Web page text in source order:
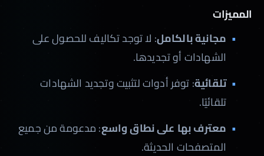
المميزات
مجانية بالكامل: لا توجد تكاليف للحصول على
الشهادات أو تجديدها.
تلقائية: توفر أدوات لتثبيت وتجديد الشهادات
تلقائيًا.
معترف بها على نطاق واسع: مدعومة من جميع
المتصفحات الحديثة.